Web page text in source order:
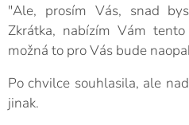
"Ale, prosím Vás, snad
Zkrátka, nabízím Vám
možná to pro Vás bude
Po chvilce souhlasila, ale
jinak.